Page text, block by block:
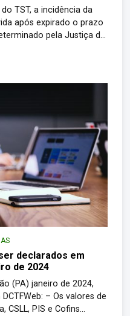
TST, a incidência da
após expirado o prazo
pela Justiça do
2023, a Súmula 368 do
Secretaria Especial da
declarados em
de 2024
(PA) janeiro de 2024,
– Os valores de
CSLL, PIS e Cofins